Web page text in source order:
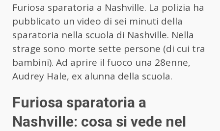
Furiosa sparatoria a Nashville. La polizia ha
pubblicato un video di sei minuti della
sparatoria nella scuola di Nashville. Nella
strage sono morte sette persone (di cui tra
bambini). Ad aprire il fuoco una 28enne,
Audrey Hale, ex alunna della scuola.
Furiosa sparatoria a
Nashville: cosa si vede nel